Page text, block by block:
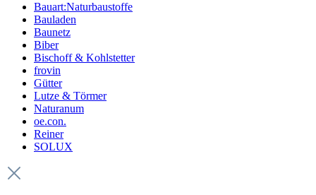
Bauart:Naturbaustoffe
Bauladen
Baunetz
Biber
Bischoff & Kohlstetter
frovin
Gütter
Lutze & Törmer
Naturanum
oe.con.
Reiner
SOLUX